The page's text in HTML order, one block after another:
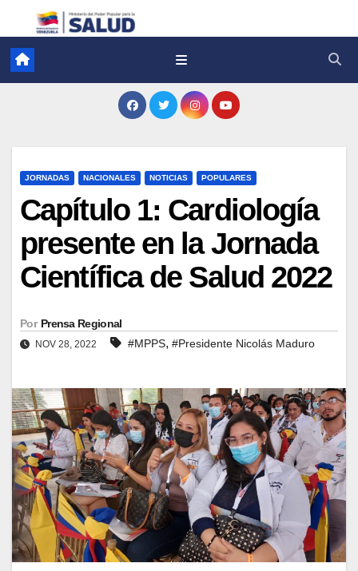
JORNADAS NACIONALES NOTICIAS POPULARES
Capítulo 1: Cardiología
presente en la Jornada
Científica de Salud 2022
Por Prensa Regional
NOV 28, 2022 #MPPS, #Presidente Nicolás Maduro